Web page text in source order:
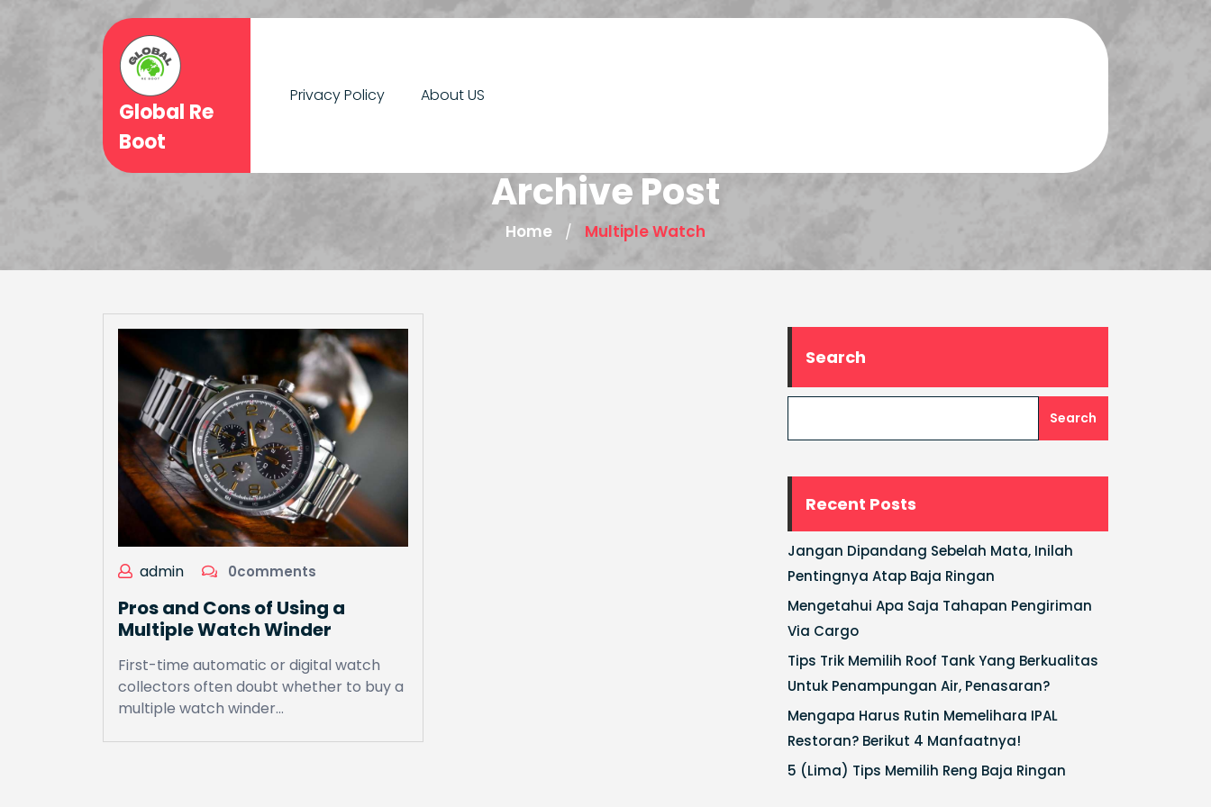
Global Re
Boot
Privacy Policy About US
Archive Post
Home / Multiple Watch
admin 0comments
Pros and Cons of Using a
Multiple Watch Winder
First-time automatic or digital watch
collectors often doubt whether to buy a
multiple watch winder…
Search
Search
Recent Posts
Jangan Dipandang Sebelah Mata, Inilah
Pentingnya Atap Baja Ringan
Mengetahui Apa Saja Tahapan Pengiriman
Via Cargo
Tips Trik Memilih Roof Tank Yang Berkualitas
Untuk Penampungan Air, Penasaran?
Mengapa Harus Rutin Memelihara IPAL
Restoran? Berikut 4 Manfaatnya!
5 (Lima) Tips Memilih Reng Baja Ringan